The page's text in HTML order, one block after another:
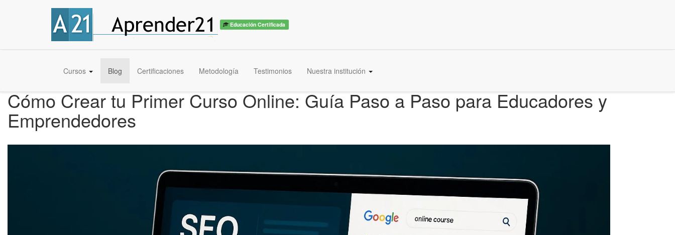
Educación Certificada
Cursos Blog Certificaciones Metodología Testimonios Nuestra institución
Cómo Crear tu Primer Curso Online: Guía Paso a Paso para Educadores y
Emprendedores